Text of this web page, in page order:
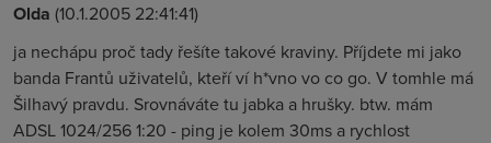
Olda (10.1.2005 22:41:41)
ja nechápu proč tady řešíte takové kraviny. Příjdete mi jako
banda Frantů uživatelů, kteří ví h*vno vo co go. V tomhle má
Šilhavý pravdu. Srovnáváte tu jabka a hrušky. btw. mám
ADSL 1024/256 1:20 - ping je kolem 30ms a rychlost